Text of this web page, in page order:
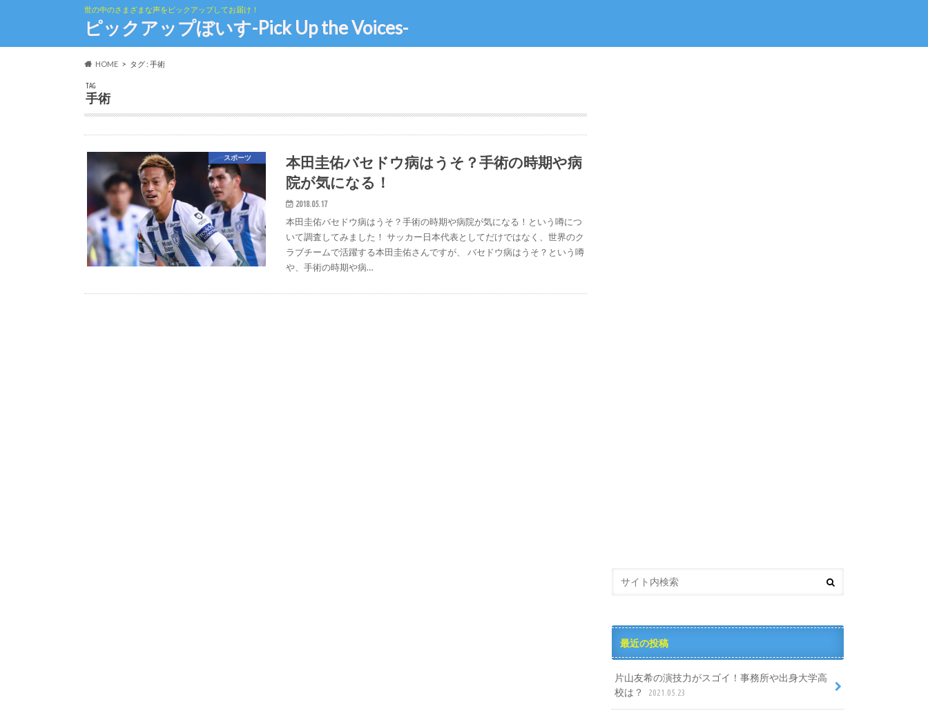
世の中のさまざまな声をピックアップしてお届け！
ピックアップぼいす-Pick Up the Voices-
HOME タグ : 手術
TAG
手術
スポーツ
本田圭佑バセドウ病はうそ？手術の時期や病
院が気になる！
2018.05.17
本田圭佑バセドウ病はうそ？手術の時期や病院が気になる！という噂につ
いて調査してみました！ サッカー日本代表としてだけではなく、世界のク
ラブチームで活躍する本田圭佑さんですが、 バセドウ病はうそ？という噂
や、手術の時期や病…
最近の投稿
片山友希の演技力がスゴイ！事務所や出身大学高
校は？
2021.05.23